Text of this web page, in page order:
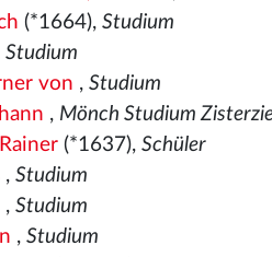
(*1664),Studium
Studium
von ,Studium
, Mönch Studium
(*1637),Schüler
,Studium
,Studium
,Studium